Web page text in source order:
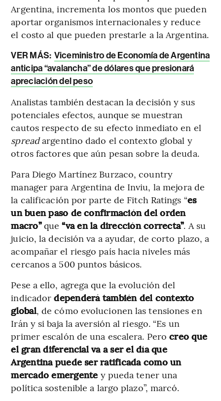
Argentina, incrementa los montos que pueden
aportar organismos internacionales y reduce
el costo al que pueden prestarle a la Argentina.
VER MÁS: Viceministro de Economía de Argentina
anticipa “avalancha” de dólares que presionará
apreciación del peso
Analistas también destacan la decisión y sus
potenciales efectos, aunque se muestran
cautos respecto de su efecto inmediato en el
spreadargentino dado el contexto global y
otros factores que aún pesan sobre la deuda.
Para Diego Martínez Burzaco, country
manager para Argentina de Inviu, la mejora de
la calificación por parte de Fitch Ratings “es
un buen paso de confirmación del orden
macro”que“va en la dirección correcta”. A su
juicio, la decisión va a ayudar, de corto plazo, a
acompañar el riesgo país hacia niveles más
cercanos a 500 puntos básicos.
Pese a ello, agrega que la evolución del
indicadordependerá también del contexto
global, de cómo evolucionen las tensiones en
Irán y si baja la aversión al riesgo. “Es un
primer escalón de una escalera. Perocreo que
el gran diferencial va a ser el día que
Argentina puede ser ratificada como un
mercado emergente y pueda tener una
política sostenible a largo plazo”, marcó.